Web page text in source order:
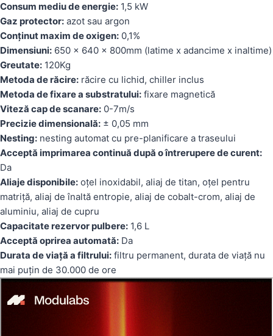
Consum mediu de energie: 1,5 kW
Gaz protector: azot sau argon
Conținut maxim de oxigen: 0,1%
Dimensiuni: 650 x 640 x 800mm (latime x adancime x inaltime)
Greutate: 120Kg
Metoda de răcire: răcire cu lichid, chiller inclus
Metoda de fixare a substratului: fixare magnetică
Viteză cap de scanare: 0-7m/s
Precizie dimensională: ± 0,05 mm
Nesting: nesting automat cu pre-planificare a traseului
Acceptă imprimarea continuă după o întrerupere de curent:
Da
Aliaje disponibile: oțel inoxidabil, aliaj de titan, oțel pentru
matriță, aliaj de înaltă entropie, aliaj de cobalt-crom, aliaj de
aluminiu, aliaj de cupru
Capacitate rezervor pulbere: 1,6 L
Acceptă oprirea automată: Da
Durata de viață a filtrului: filtru permanent, durata de viață nu
mai puțin de 30.000 de ore